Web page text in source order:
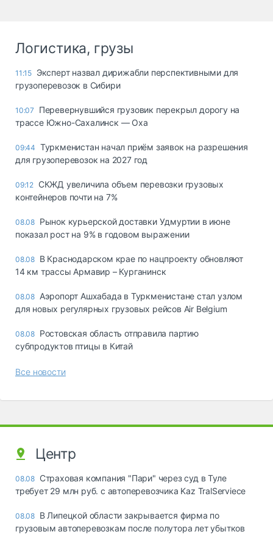
Логистика, грузы
11:15 Эксперт назвал дирижабли перспективными для
грузоперевозок в Сибири
10:07
Перевернувшийся грузовик перекрыл дорогу на
трассе Южно-Сахалинск — Оха
09:44 Туркменистан начал приём заявок на разрешения
для грузоперевозок на 2027 год
09:12 СКЖД увеличила объем перевозки грузовых
контейнеров почти на 7%
08.08 Рынок курьерской доставки Удмуртии в июне
показал рост на 9% в годовом выражении
08.08 В Краснодарском крае по нацпроекту обновляют
14 км трассы Армавир – Курганинск
08.08 Аэропорт Ашхабада в Туркменистане стал узлом
для новых регулярных грузовых рейсов Air Belgium
08.08 Ростовская область отправила партию
субпродуктов птицы в Китай
Все новости
Центр
08.08 Страховая компания "Пари" через суд в Туле
требует 29 млн руб. с автоперевозчика Kaz TralServiece
08.08 В Липецкой области закрывается фирма по
грузовым автоперевозкам после полутора лет убытков